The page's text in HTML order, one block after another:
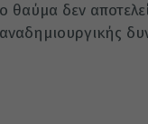
θαύμα δεν